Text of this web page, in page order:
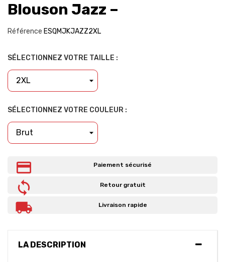
Blouson Jazz –
Référence ESQMJKJAZZ2XL
SÉLECTIONNEZ VOTRE TAILLE :
SÉLECTIONNEZ VOTRE COULEUR :
Paiement sécurisé
Retour gratuit
Livraison rapide
LA DESCRIPTION